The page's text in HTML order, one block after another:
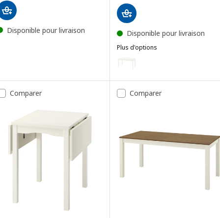
Disponible pour livraison Disponible pour livraison
Plus d'options
Option : NÄSINGE, Table
Comparer Comparer